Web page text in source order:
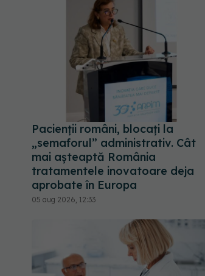
Pacienții români, blocați la
„semaforul” administrativ. Cât
mai așteaptă România
tratamentele inovatoare deja
aprobate în Europa
05 aug 2026, 12:33